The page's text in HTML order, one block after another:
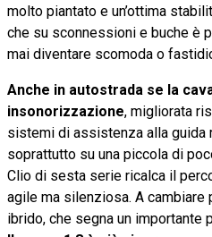
molto piantato e un’ottima
che su sconnessioni e buche è
mai diventare scomoda o
Anche in autostrada se la
insonorizzazione, migliorata
sistemi di assistenza alla guida
soprattutto su una piccola di
Clio di sesta serie ricalca il
agile ma silenziosa. A cambiare
ibrido, che segna un importante